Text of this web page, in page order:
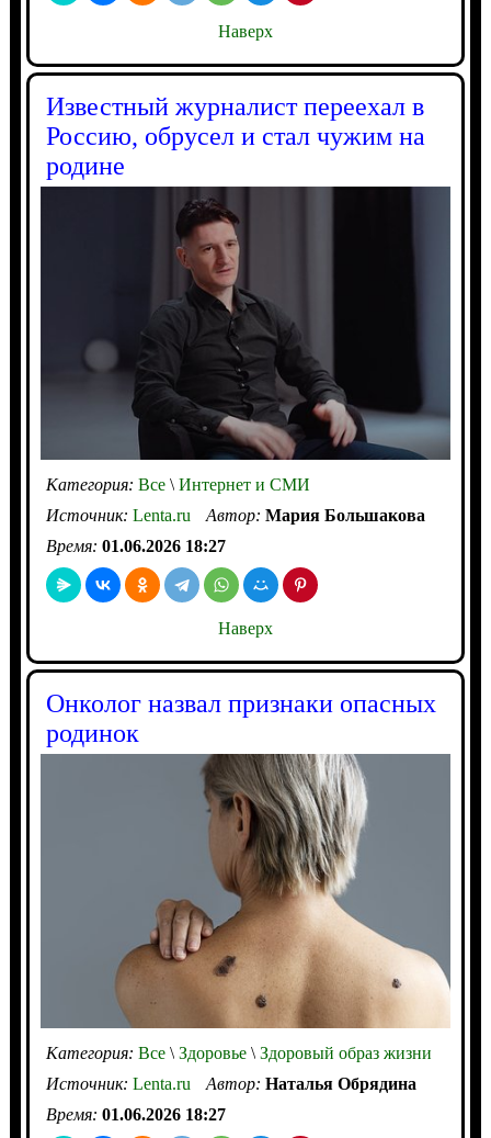
Наверх
Известный журналист переехал в
Россию, обрусел и стал чужим на
родине
Категория: Все\Интернет и СМИ
Источник: Lenta.ru Автор: Мария Большакова
Время: 01.06.2026 18:27
Наверх
Онколог назвал признаки опасных
родинок
Категория: Все\Здоровье\Здоровый образ жизни
Источник: Lenta.ru Автор: Наталья Обрядина
Время: 01.06.2026 18:27